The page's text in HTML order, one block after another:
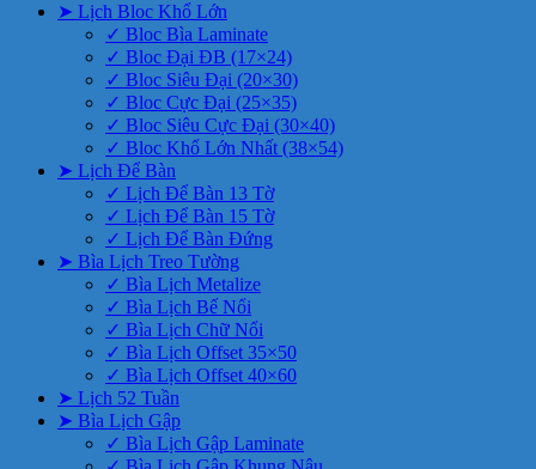
➤ Lịch Bloc Khổ Lớn
✓ Bloc Bìa Laminate
✓ Bloc Đại ĐB (17×24)
✓ Bloc Siêu Đại (20×30)
✓ Bloc Cực Đại (25×35)
✓ Bloc Siêu Cực Đại (30×40)
✓ Bloc Khổ Lớn Nhất (38×54)
➤ Lịch Để Bàn
✓ Lịch Để Bàn 13 Tờ
✓ Lịch Để Bàn 15 Tờ
✓ Lịch Để Bàn Đứng
➤ Bìa Lịch Treo Tường
✓ Bìa Lịch Metalize
✓ Bìa Lịch Bế Nổi
✓ Bìa Lịch Chữ Nổi
✓ Bìa Lịch Offset 35×50
✓ Bìa Lịch Offset 40×60
➤ Lịch 52 Tuần
➤ Bìa Lịch Gập
✓ Bìa Lịch Gập Laminate